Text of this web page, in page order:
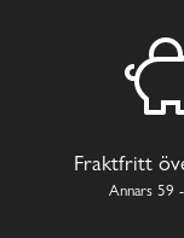
Fraktfritt
Annars 59